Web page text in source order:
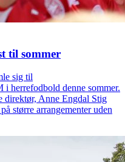
til sommer
sig til
herrefodbold denne sommer.
direktør, Anne Engdal Stig
større arrangementer uden